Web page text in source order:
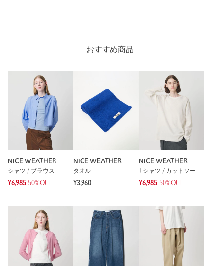
おすすめ商品
NICE WEATHER
シャツ / ブラウス
¥6,985 50%OFF
NICE WEATHER
タオル
¥3,960
NICE WEATHER
Tシャツ / カットソー
¥6,985 50%OFF